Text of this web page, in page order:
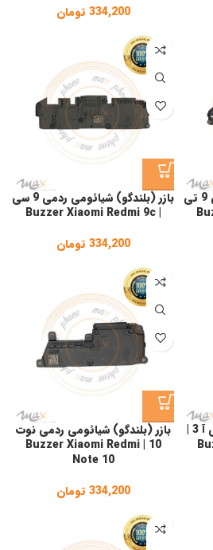
334,200 تومان
بازر (بلندگو) شیائومی ردمی 9 تی
بازر (بلندگو) شیائومی ردمی 9 سی
| Buzzer Xiaomi Redmi 9c
334,200 تومان
بازر (بلندگو) شیائومی ردمی آ 3 |
بازر (بلندگو) شیائومی ردمی نوت
10 | Buzzer Xiaomi Redmi
Note 10
334,200 تومان